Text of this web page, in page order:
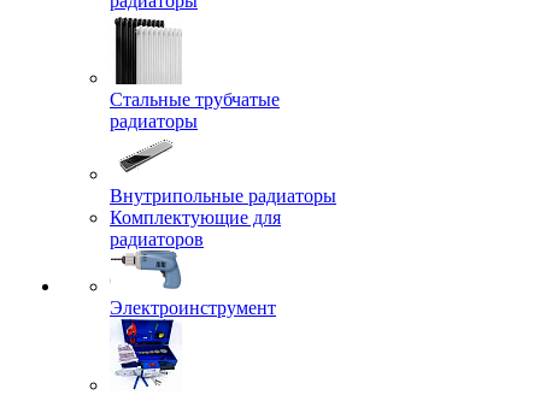
Стальные трубчатые
радиаторы
Внутрипольные радиаторы
Комплектующие для
радиаторов
Электроинструмент